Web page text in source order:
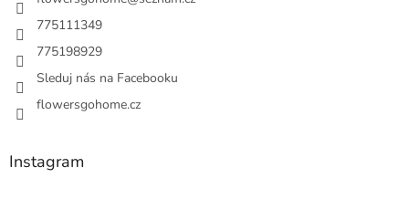
775111349
775198929
Sleduj nás na Facebooku
flowersgohome.cz
Instagram